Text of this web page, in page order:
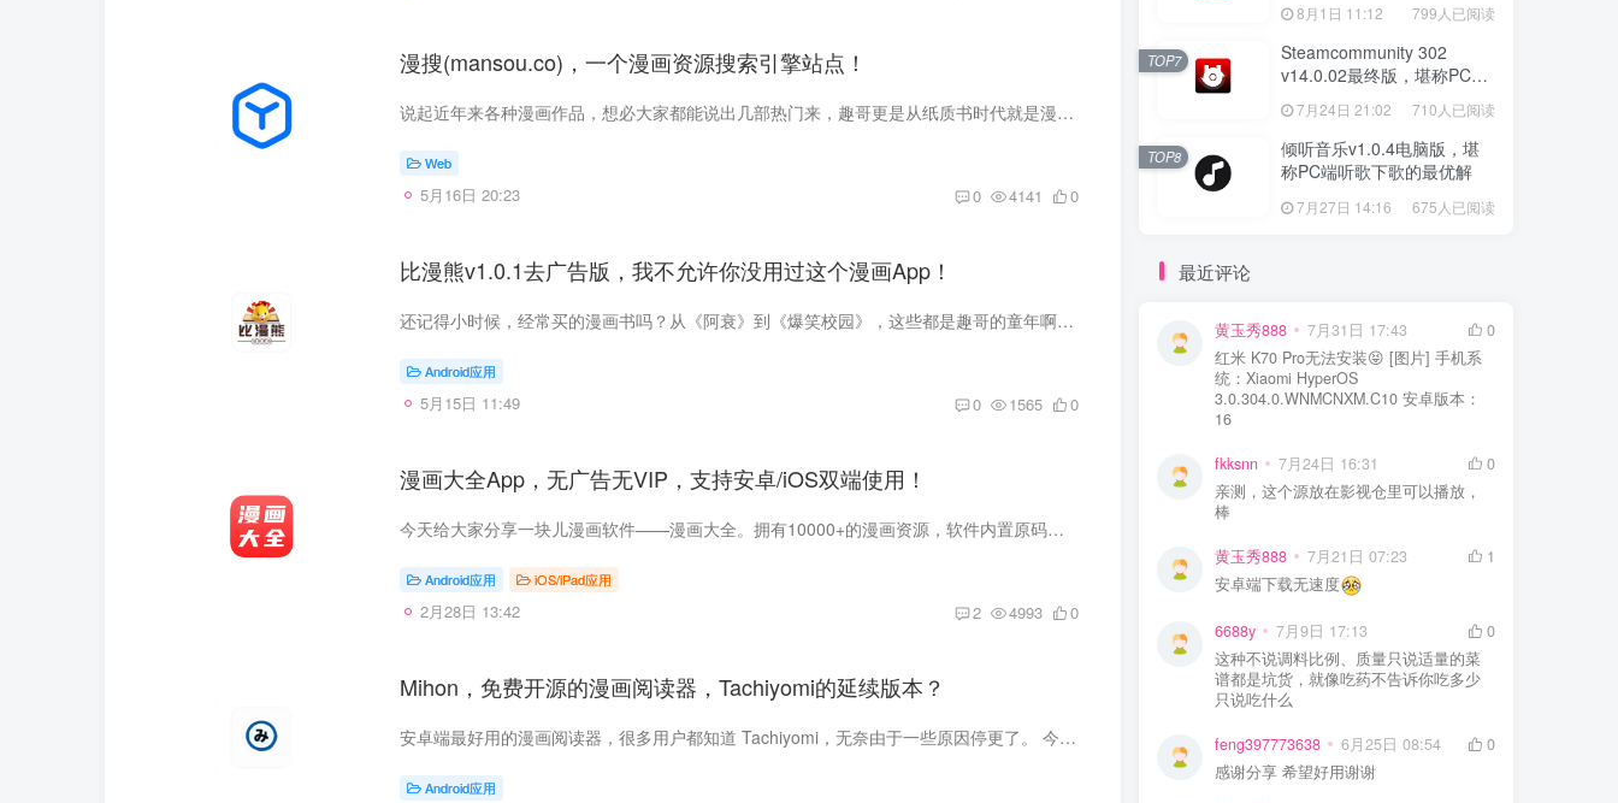
漫搜(mansou.co)，一个漫画资源搜索引擎站点！
说起近年来各种漫画作品，想必大家都能说出几部热门来，趣哥更是从纸质书时代就是漫画迷，现在接触的类型多了，国漫、日漫都各有特点，而韩漫和欧美漫画也有不少的受众。 同时作为一个分享软件...
Web
5月16日 20:23 0 4141 0
比漫熊v1.0.1去广告版，我不允许你没用过这个漫画App！
还记得小时候，经常买的漫画书吗？从《阿衰》到《爆笑校园》，这些都是趣哥的童年啊。 以前看漫画、看小说都是看纸质版，现在随着互联网和电子设备的发展，很多书刊都搬到了线上。 在众多看漫画...
Android应用
5月15日 11:49 0 1565 0
漫画大全App，无广告无VIP，支持安卓/iOS双端使用！
今天给大家分享一块儿漫画软件——漫画大全。拥有10000+的漫画资源，软件内置原码，不需要手动输入。 使用无需登录，没有广告，无VIP，都是高清画质，支持安卓和iOS双端使用，非常强大！支持苹...
Android应用 iOS/iPad应用
2月28日 13:42 2 4993 0
Mihon，免费开源的漫画阅读器，Tachiyomi的延续版本？
安卓端最好用的漫画阅读器，很多用户都知道 Tachiyomi，无奈由于一些原因停更了。 今天给大家分享一款 Tachiyomi 的完美替代软件——Mihon。 免费、好用、无广告，支持全球漫画...
Android应用
8月1日 11:12 799人已阅读
Steamcommunity 302
v14.0.02最终版，堪称PC玩
家必备的网络工具箱
7月24日 21:02 710人已阅读
TOP7
倾听音乐v1.0.4电脑版，堪
称PC端听歌下歌的最优解
7月27日 14:16 675人已阅读
TOP8
最近评论
黄玉秀888 7月31日 17:43
0
红米 K70 Pro无法安装😝 [图片] 手机系
统：Xiaomi HyperOS
3.0.304.0.WNMCNXM.C10 安卓版本：
16
fkksnn 7月24日 16:31
0
亲测，这个源放在影视仓里可以播放，
棒
黄玉秀888 7月21日 07:23
1
安卓端下载无速度
6688y 7月9日 17:13
0
这种不说调料比例、质量只说适量的菜
谱都是坑货，就像吃药不告诉你吃多少
只说吃什么
feng397773638 6月25日 08:54
0
感谢分享 希望好用谢谢